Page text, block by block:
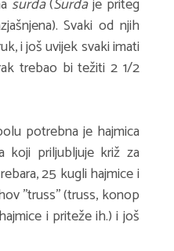
surda(Surdaje priteg
Svaki od njih
i još uvijek svaki imati
trebao bi težiti 2 1/2
potrebna je hajmica
koji priljubljuje križ za
25 kugli hajmice i
''truss'' (truss, konop
i priteže ih.) i još